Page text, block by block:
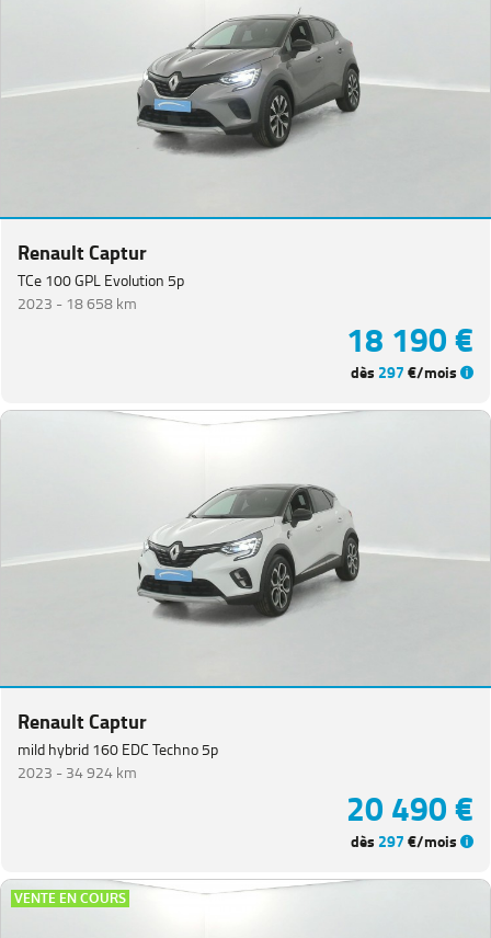
Renault Captur
TCe 100 GPL Evolution 5p
2023 - 18 658 km
18 190 €
dès 297€/mois
Renault Captur
mild hybrid 160 EDC Techno 5p
2023 -34 924 km
20 490 €
dès 297€/mois
VENTE EN COURS